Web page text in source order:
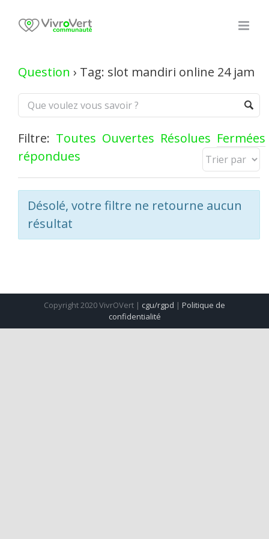
Question › Tag: slot mandiri online 24 jam
Filtre: Toutes Ouvertes Résolues Fermées
répondues
Désolé, votre filtre ne retourne aucun
résultat
Copyright 2020 VivrOVert | cgu/rgpd | Politique de
confidentialité